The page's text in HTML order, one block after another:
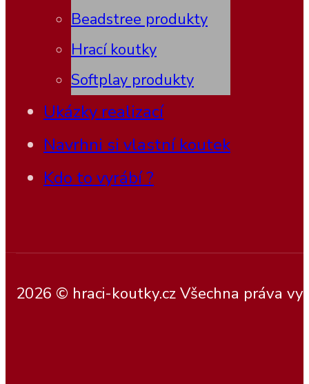
Beadstree produkty
Hrací koutky
Softplay produkty
Ukázky realizací
Navrhni si vlastní koutek
Kdo to vyrábí ?
2026 © hraci-koutky.cz Všechna práva